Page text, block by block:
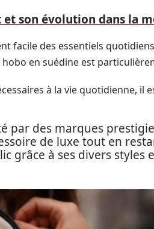
son évolution dans la
facile des essentiels
en suédine est
à la vie quotidienne, il
par des marques
de luxe tout en
grâce à ses divers styles